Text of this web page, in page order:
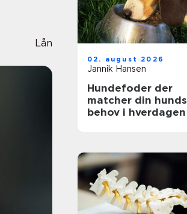
Lån
02. august 2026
Jannik Hansen
Hundefoder der
matcher din hunds
behov i hverdagen